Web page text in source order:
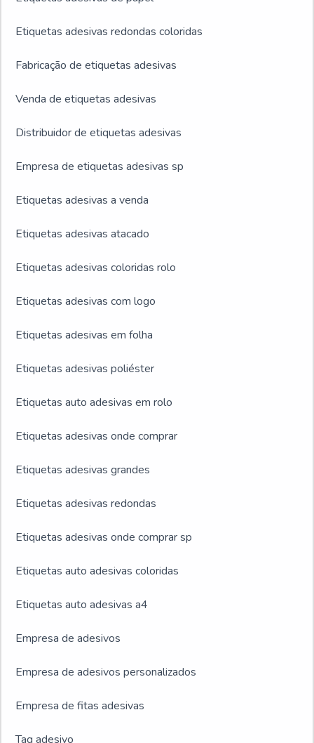
Etiquetas adesivas redondas coloridas
Fabricação de etiquetas adesivas
Venda de etiquetas adesivas
Distribuidor de etiquetas adesivas
Empresa de etiquetas adesivas sp
Etiquetas adesivas a venda
Etiquetas adesivas atacado
Etiquetas adesivas coloridas rolo
Etiquetas adesivas com logo
Etiquetas adesivas em folha
Etiquetas adesivas poliéster
Etiquetas auto adesivas em rolo
Etiquetas adesivas onde comprar
Etiquetas adesivas grandes
Etiquetas adesivas redondas
Etiquetas adesivas onde comprar sp
Etiquetas auto adesivas coloridas
Etiquetas auto adesivas a4
Empresa de adesivos
Empresa de adesivos personalizados
Empresa de fitas adesivas
Tag adesivo